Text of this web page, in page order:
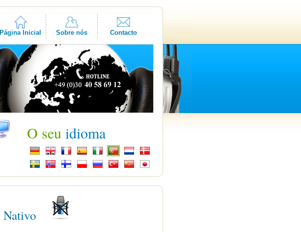
Página Inicial Sobre nós Contacto
O seu idioma
Nativo